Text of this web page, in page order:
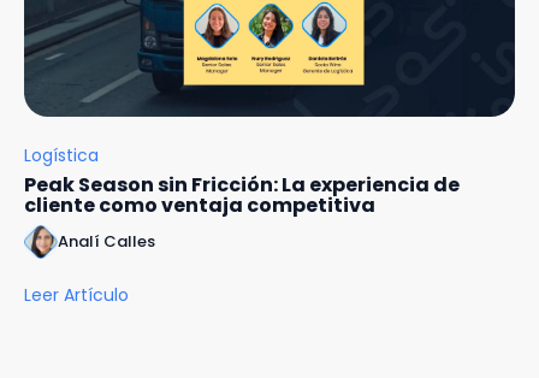
Logística
Peak Season sin Fricción: La experiencia de
cliente como ventaja competitiva
Analí Calles
Leer Artículo